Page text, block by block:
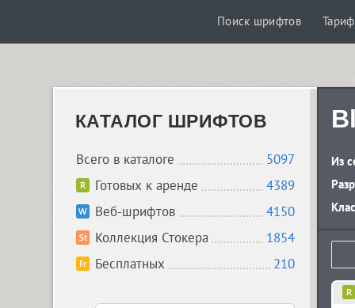
Поиск шрифтов
КАТАЛОГ ШРИФТОВ
Всего в каталоге
5097
Готовых к аренде
4389
Веб-шрифтов
4150
Коллекция Стокера
1854
Бесплатных
210
Из